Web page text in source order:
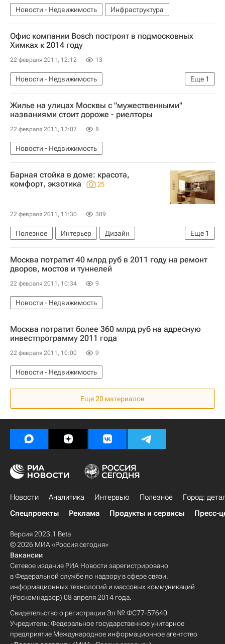
Новости - Недвижимость Инфраструктура
Офис компании Bosch построят в подмосковных
Химках к 2014 году
22 февраля 2011, 12:12 13
Еще 1
Новости - Недвижимость
Коммерческая недвижимость
Жилье на улицах Москвы с "мужественными"
названиями стоит дороже - риелторы
22 февраля 2011, 12:07 8
Новости - Недвижимость
Барная стойка в доме: красота,
комфорт, экзотика
25
22 февраля 2011, 11:30 389
Еще 1
Полезное Интерьер
Дизайн
Мультимедиа – РИА Недвижимость
Москва потратит 40 млрд руб в 2011 году на ремонт
дворов, мостов и туннелей
22 февраля 2011, 10:34 9
Новости - Недвижимость
Москва потратит более 360 млрд руб на адресную
инвестпрограмму 2011 года
22 февраля 2011, 10:00 9
Новости - Недвижимость
Еще 20 материалов
Новости Аналитика Интервью Полезное
Город:
Спецпроекты
Реклама Продукты и сервисы Пресс-
Версия 2023.1 Beta
© 2026 МИА «Россия сегодня»
Вакансии
Сетевое издание РИА Новости зарегистрировано
в Федеральной службе по надзору в сфере связи,
информационных технологий и массовых коммуникаций
(Роскомнадзор) 08 апреля 2014 года.
Свидетельство о регистрации Эл № ФС77-57640
Учредитель: Федеральное государственное унитарное
предприятие Международное информационное агентство